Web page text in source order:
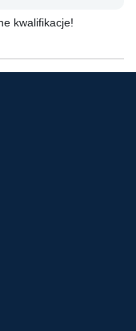
kwalifikacje!